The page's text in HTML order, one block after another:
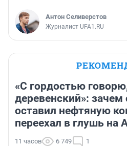
Антон Селиверстов
Журналист UFA1.RU
«С гордостью
деревенский»: зачем
оставил нефтяную
переехал в глушь на
11 часов 6 749 1